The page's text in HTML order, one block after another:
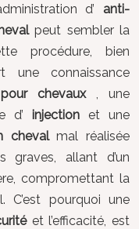
d’ anti-
peut sembler la
procédure, bien
une connaissance
chevaux
, une
d’ injection et une
chevalmal réalisée
graves, allant d’un
compromettant la
C’est pourquoi une
et l’efficacité, est